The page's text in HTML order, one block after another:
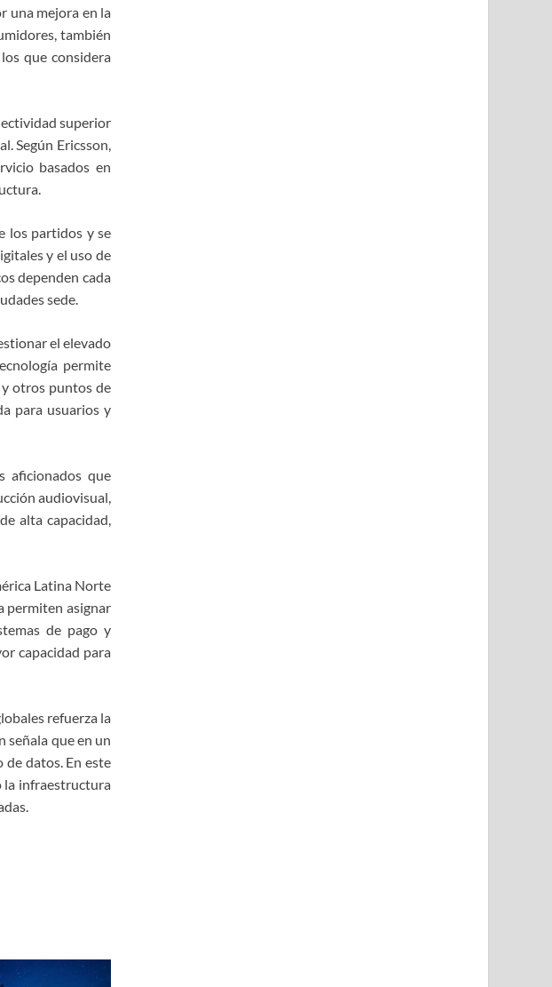
una mejora en la
también
que considera
superior
Según Ericsson,
basados en
los partidos y se
y el uso de
dependen cada
sede.
el elevado
permite
otros puntos de
para usuarios y
aficionados que
audiovisual,
alta capacidad,
Latina Norte
permiten asignar
de pago y
capacidad para
refuerza la
señala que en un
datos. En este
la infraestructura